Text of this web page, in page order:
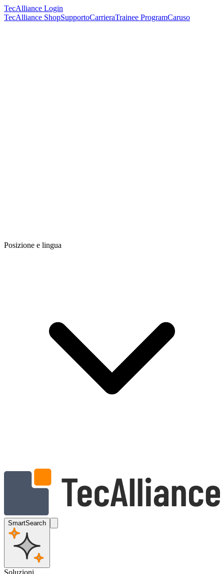
TecAlliance Login
TecAlliance ShopSupportoCarrieraTrainee ProgramCaruso
Posizione e lingua
SmartSearch